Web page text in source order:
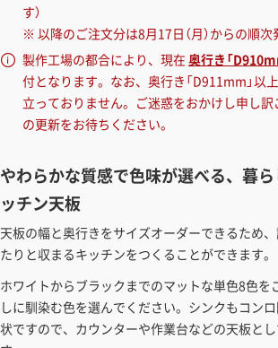
カートでのお見積り機能
「この商品を選ぶ」からご希望の商品をカートに
け先種別・都道府県を選択すると、送料を含ん
ことができます。お見積り書の出力も可能です。
す）
※ 以降のご注文分は8月17日（月）からの順次
製作工場の都合により、現在 奥行き「
付となります。なお、奥行き「D911mm」以
立っておりません。ご迷惑をおかけし申し
の更新をお待ちください。
やわらかな質感で色味が選べる、暮
ッチン天板
天板の幅と奥行きをサイズオーダーできるため
たりと収まるキッチンをつくることができます。
ホワイトからブラックまでのマットな単色8色を
しに馴染む色を選んでください。シンクもコン
状ですので、カウンターや作業台などの天板と